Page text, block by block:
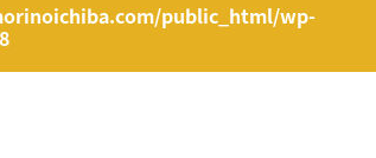
public_html/wp-
8